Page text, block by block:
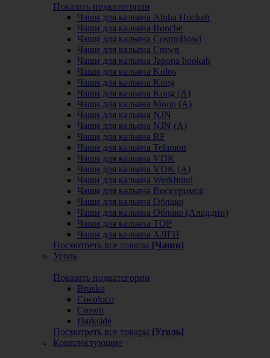
Показать подкатегории
Чаши для кальяна Alpha Hookah
Чаши для кальяна Bonche
Чаши для кальяна CosmoBowl
Чаши для кальяна Crown
Чаши для кальяна Japona hookah
Чаши для кальяна Kolos
Чаши для кальяна Kong
Чаши для кальяна Kong (A)
Чаши для кальяна Moon (А)
Чаши для кальяна NJN
Чаши для кальяна NJN (А)
Чаши для кальяна RF
Чаши для кальяна Telamon
Чаши для кальяна VDK
Чаши для кальяна VDK (А)
Чаши для кальяна Werkbund
Чаши для кальяна Воскуримся
Чаши для кальяна Облако
Чаши для кальяна Облако (Аладдин)
Чаши для кальяна ТОР
Чаши для кальяна ХЛГН
Посмотреть все товары [Чаши]
Уголь
Показать подкатегории
Brusko
Cocoloco
Crown
Darkside
Посмотреть все товары [Уголь]
Комплектующие